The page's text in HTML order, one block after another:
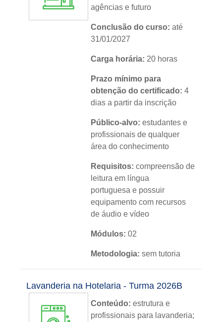
agências e futuro
Conclusão do curso: até
31/01/2027
Carga horária: 20 horas
Prazo mínimo para
obtenção do certificado: 4
dias a partir da inscrição
Público-alvo: estudantes e
profissionais de qualquer
área do conhecimento
Requisitos: compreensão de
leitura em língua
portuguesa e possuir
equipamento com recursos
de áudio e vídeo
Módulos: 02
Metodologia: sem tutoria
Idioma:português
Lavanderia na Hotelaria - Turma 2026B
Conteúdo:estrutura e
profissionais para lavanderia;